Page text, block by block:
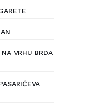
VRHU BRDA